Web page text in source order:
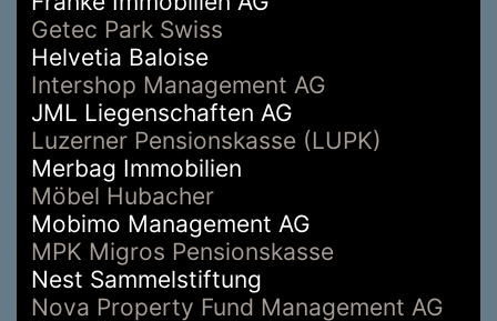
Getec Park Swiss
Helvetia Baloise
Intershop Management AG
JML Liegenschaften AG
Luzerner Pensionskasse (LUPK)
Merbag Immobilien
Möbel Hubacher
Mobimo Management AG
MPK Migros Pensionskasse
Nest Sammelstiftung
Nova Property Fund Management AG